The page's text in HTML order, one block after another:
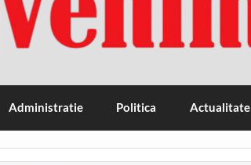
Administratie Politica Actualitate